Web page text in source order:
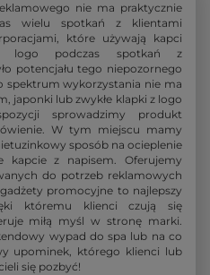
nie ma praktycznie
wielu spotkań z klientami
które używają kapci
logo podczas spotkań z
potencjału tego niepozornego
spektrum wykorzystania nie ma
japonki lub zwykłe klapki z logo
sprowadzimy produkt
W tym miejscu mamy
sposób na ocieplenie
kapcie z napisem. Oferujemy
do potrzeb reklamowych
promocyjne to najlepszy
któremu klienci czują się
miłą myśl w stronę marki.
wypad do spa lub na co
upominek, którego klienci lub
się pozbyć!